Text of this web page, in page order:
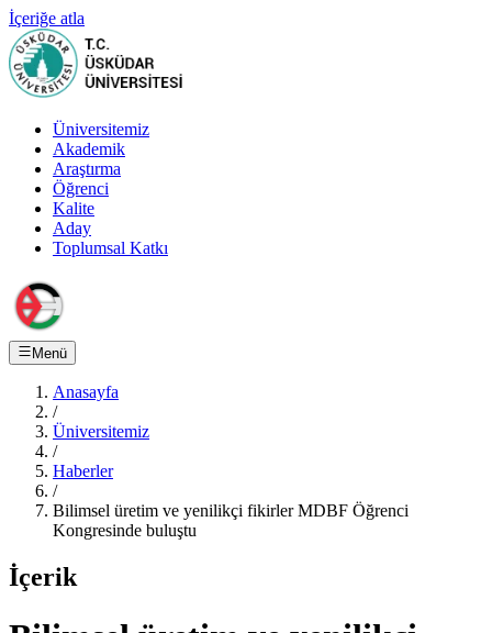
İçeriğe atla
Üniversitemiz
Akademik
Araştırma
Öğrenci
Kalite
Aday
Toplumsal Katkı
Menü
Anasayfa
/
Üniversitemiz
/
Haberler
/
Bilimsel üretim ve yenilikçi fikirler MDBF Öğrenci
Kongresinde buluştu
İçerik